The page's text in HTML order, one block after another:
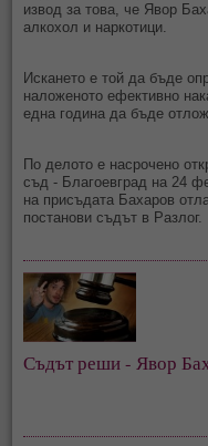
извод за това, че Явор
алкохол и наркотици.
Искането е той да бъде
наложеното ефективно
една година да бъде
По делото е насрочено
съд - Благоевград на 24
на присъдата Бахаров
постанови съдът в Разлог.
Съдът реши - Явор